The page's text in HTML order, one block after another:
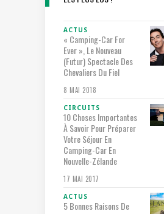
ACTUS
« Camping-Car For
Ever », Le Nouveau
(futur) Spectacle Des
Chevaliers Du Fiel
8 MAI 2018
CIRCUITS
10 Choses Importantes
À Savoir Pour Préparer
Votre Séjour En
Camping-Car En
Nouvelle-Zélande
17 MAI 2017
ACTUS
5 Bonnes Raisons De